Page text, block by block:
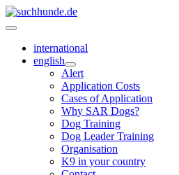
international
english
Alert
Application Costs
Cases of Application
Why SAR Dogs?
Dog Training
Dog Leader Training
Organisation
K9 in your country